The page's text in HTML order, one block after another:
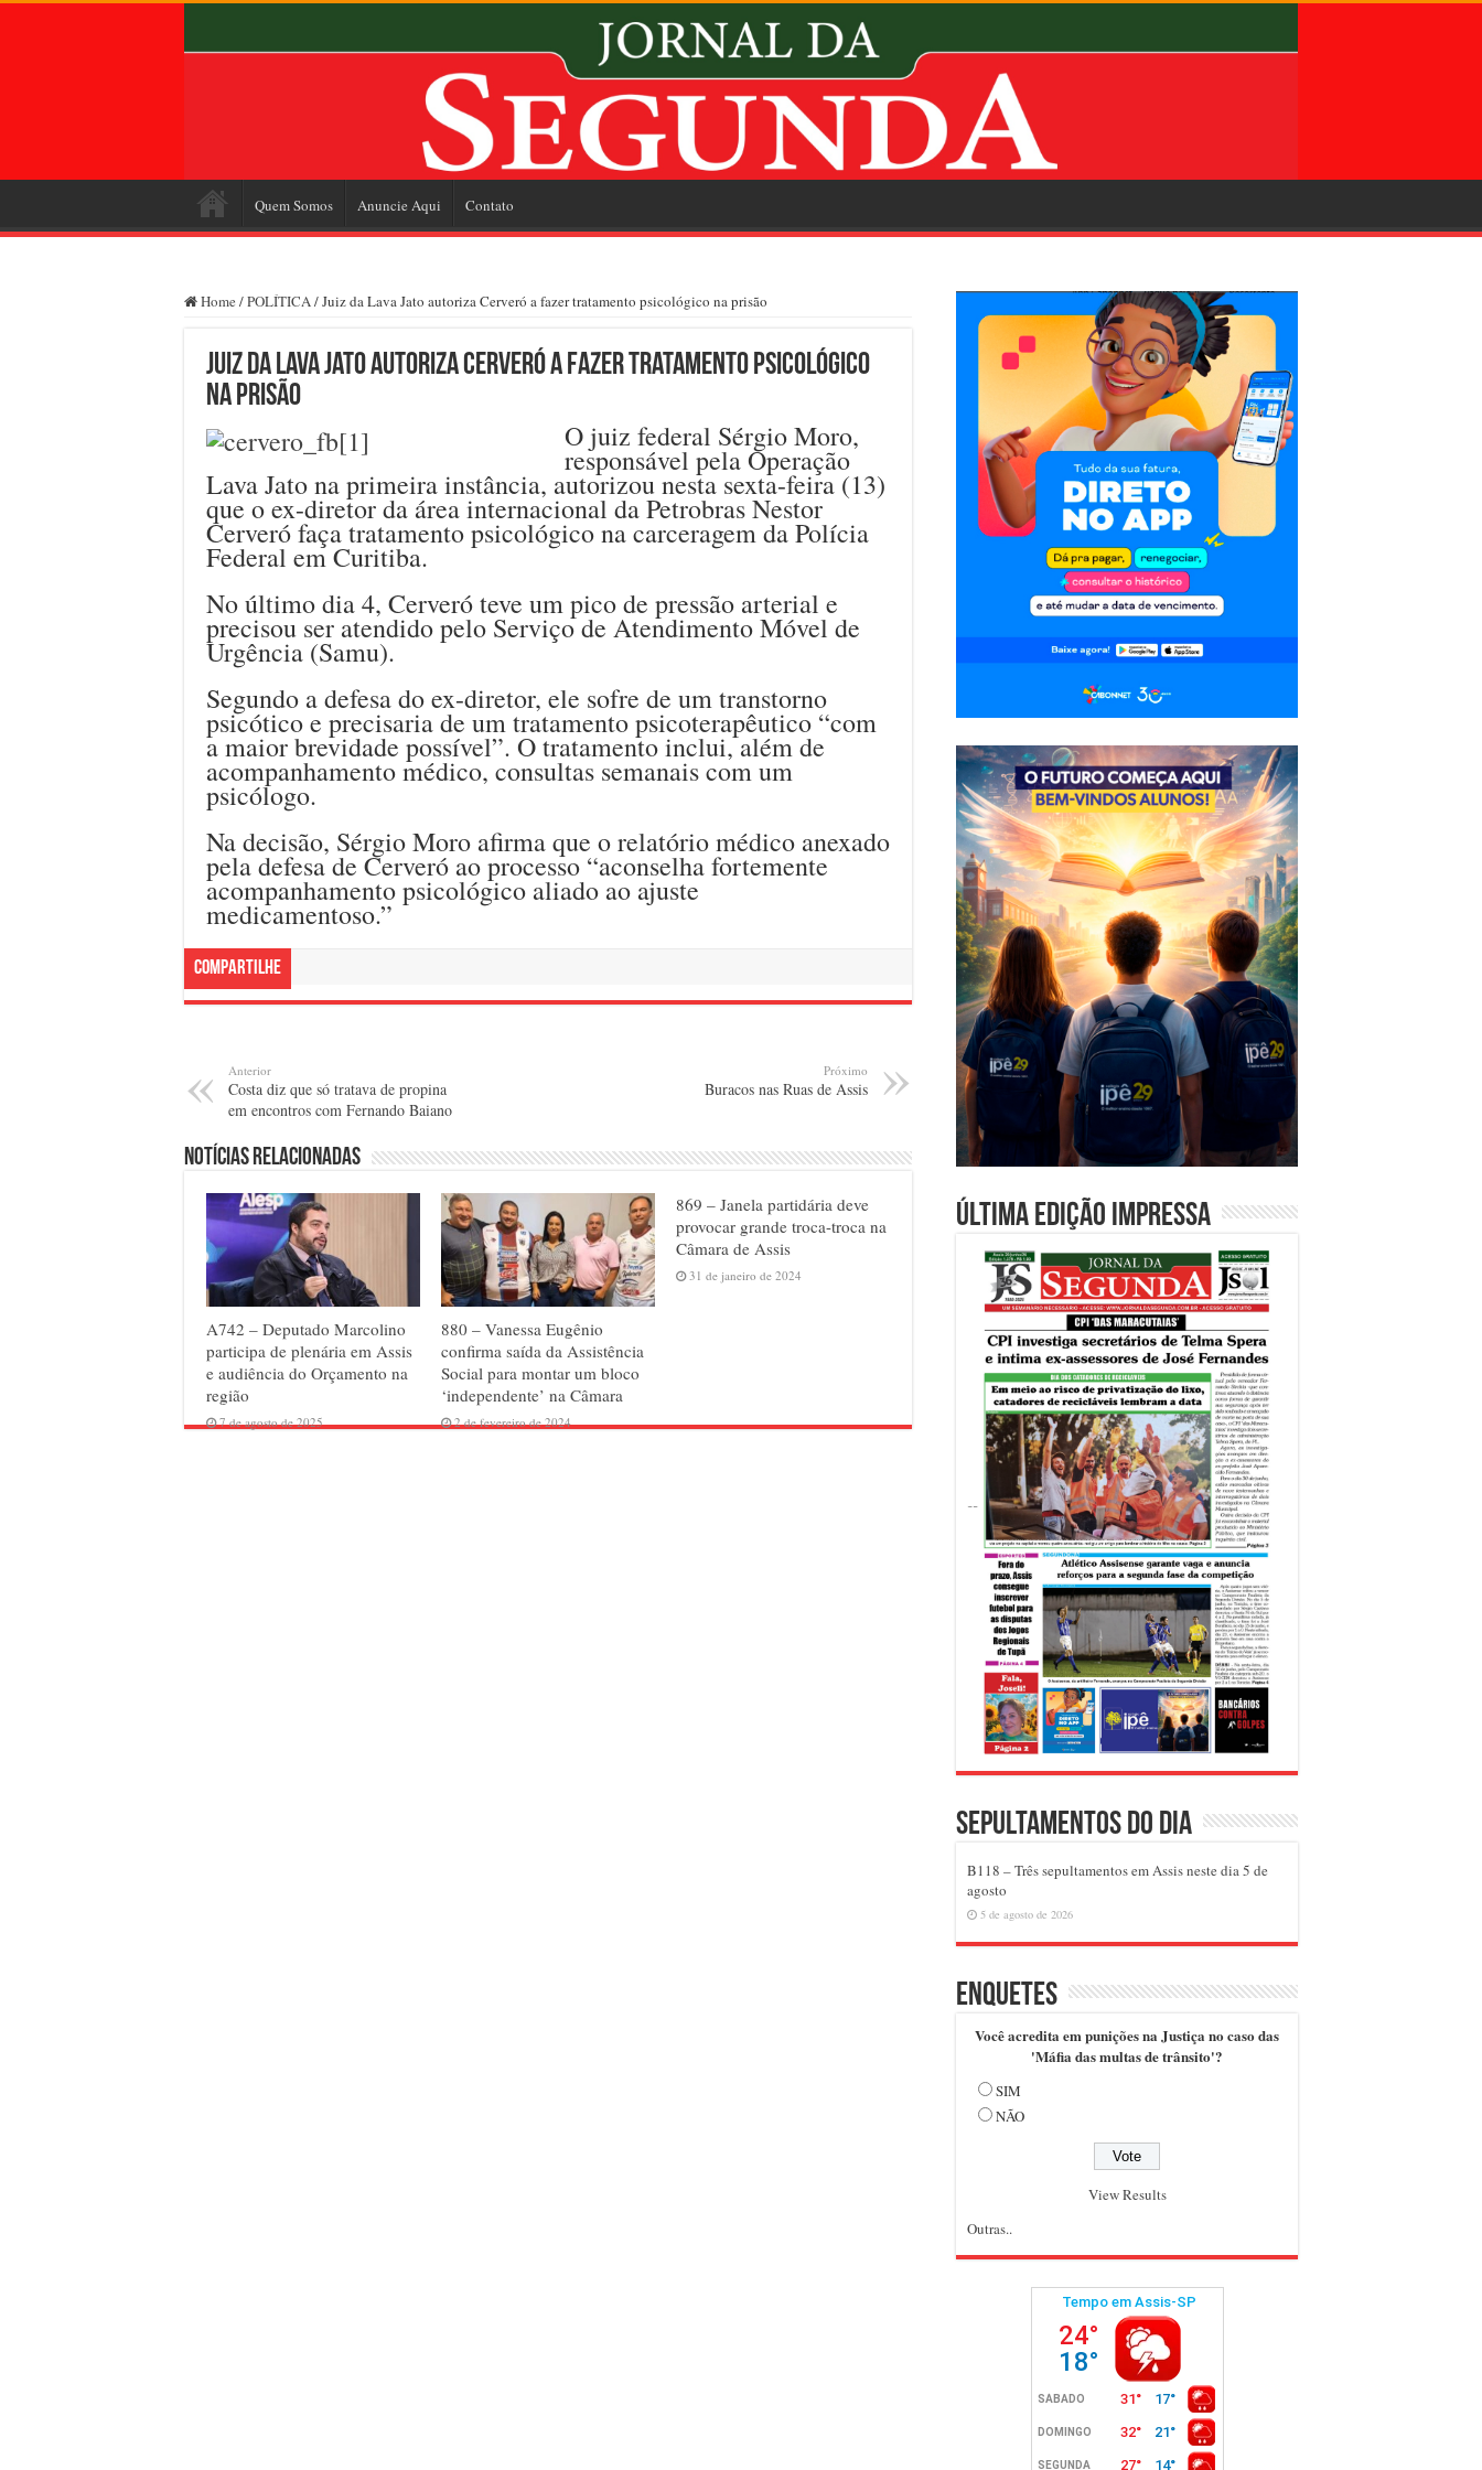
Quem Somos Anuncie Aqui Contato
Home /POLÍTICA/Juiz da Lava Jato autoriza Cerveró a fazer tratamento psicológico na prisão
Juiz da Lava Jato autoriza Cerveró a fazer tratamento psicológico
na prisão
O juiz federal Sérgio Moro,
responsável pela Operação
Lava Jato na primeira instância, autorizou nesta sexta-feira (13)
que o ex-diretor da área internacional da Petrobras Nestor
Cerveró faça tratamento psicológico na carceragem da Polícia
Federal em Curitiba.
No último dia 4, Cerveró teve um pico de pressão arterial e
precisou ser atendido pelo Serviço de Atendimento Móvel de
Urgência (Samu).
Segundo a defesa do ex-diretor, ele sofre de um transtorno
psicótico e precisaria de um tratamento psicoterapêutico “com
a maior brevidade possível”. O tratamento inclui, além de
acompanhamento médico, consultas semanais com um
psicólogo.
Na decisão, Sérgio Moro afirma que o relatório médico anexado
pela defesa de Cerveró ao processo “aconselha fortemente
acompanhamento psicológico aliado ao ajuste
medicamentoso.”
Compartilhe
Anterior
Costa diz que só tratava de propina
em encontros com Fernando Baiano
Próximo
Buracos nas Ruas de Assis
Notícias relacionadas
A742 – Deputado Marcolino
participa de plenária em Assis
e audiência do Orçamento na
região
7 de agosto de 2025
880 – Vanessa Eugênio
confirma saída da Assistência
Social para montar um bloco
‘independente’ na Câmara
2 de fevereiro de 2024
869 – Janela partidária deve
provocar grande troca-troca na
Câmara de Assis
31 de janeiro de 2024
Última edição impressa
Sepultamentos do dia
B118 – Três sepultamentos em Assis neste dia 5 de
agosto
5 de agosto de 2026
Enquetes
Você acredita em punições na Justiça no caso das
'Máfia das multas de trânsito'?
SIM
NÃO
View Results
Outras..